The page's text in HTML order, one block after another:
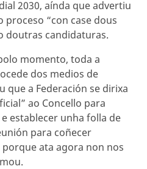
2030, aínda que advertiu
proceso “con case dous
doutras candidaturas.
momento, toda a
dos medios de
que a Federación se dirixa
ao Concello para
establecer unha folla de
para coñecer
ata agora non nos